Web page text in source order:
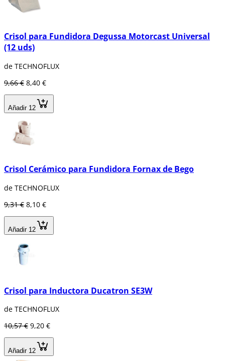
Crisol para Fundidora Degussa Motorcast Universal
(12 uds)
de TECHNOFLUX
9,66 € 8,40 €
Añadir 12
Crisol Cerámico para Fundidora Fornax de Bego
de TECHNOFLUX
9,31 € 8,10 €
Añadir 12
Crisol para Inductora Ducatron SE3W
de TECHNOFLUX
10,57 € 9,20 €
Añadir 12